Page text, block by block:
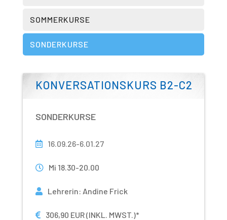
SOMMERKURSE
SONDERKURSE
KONVERSATIONSKURS B2-C2
SONDERKURSE
16.09.26-6.01.27
Mi 18.30-20.00
Lehrerin: Andine Frick
306,90 EUR (INKL. MWST.)*